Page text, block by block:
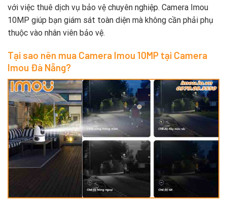
với việc thuê dịch vụ bảo vệ chuyên nghiệp. Camera Imou
10MP giúp bạn giám sát toàn diện mà không cần phải phụ
thuộc vào nhân viên bảo vệ.
Tại sao nên mua Camera Imou 10MP tại Camera
Imou Đà Nẵng?